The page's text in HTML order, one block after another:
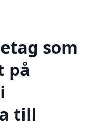
som
på
till